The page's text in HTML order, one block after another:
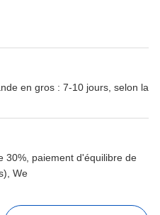
en gros : 7-10 jours, selon la
30%, paiement d'équilibre de
We